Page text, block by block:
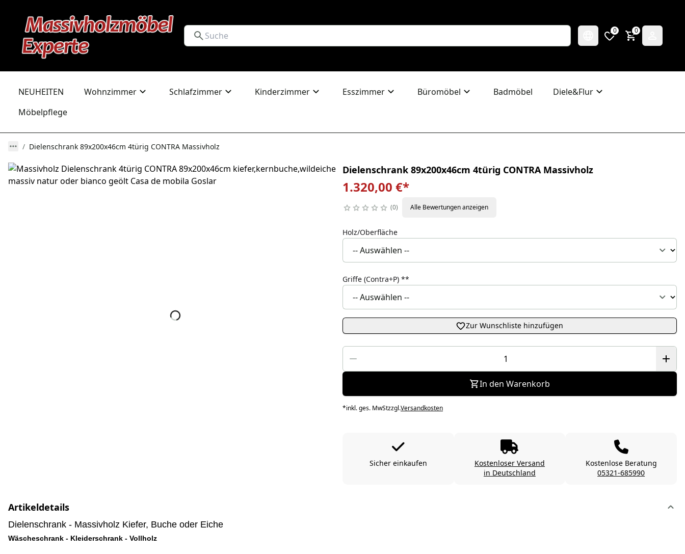
0 0
NEUHEITEN Wohnzimmer Schlafzimmer Kinderzimmer Esszimmer Büromöbel Badmöbel
Diele&Flur
Möbelpflege
Dielenschrank 89x200x46cm 4türig CONTRA Massivholz
Dielenschrank 89x200x46cm 4türig CONTRA Massivholz
1.320,00 €*
0 Alle Bewertungen anzeigen
Holz/Oberfläche
Griffe (Contra+P) **
Zur Wunschliste hinzufügen
In den Warenkorb
*inkl. ges. MwStzzgl.Versandkosten
Sicher einkaufen
Kostenloser Versand
in Deutschland
Kostenlose Beratung
05321-685990
Artikeldetails
Dielenschrank - Massivholz Kiefer, Buche oder Eiche
Wäscheschrank - Kleiderschrank - Vollholz